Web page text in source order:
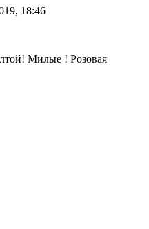
18:46
Милые ! Розовая